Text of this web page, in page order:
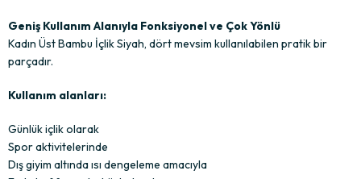
Geniş Kullanım Alanıyla Fonksiyonel ve Çok Yönlü
Kadın Üst Bambu İçlik Siyah, dört mevsim kullanılabilen pratik bir
parçadır.
Kullanım alanları:
Günlük içlik olarak
Spor aktivitelerinde
Dış giyim altında ısı dengeleme amacıyla